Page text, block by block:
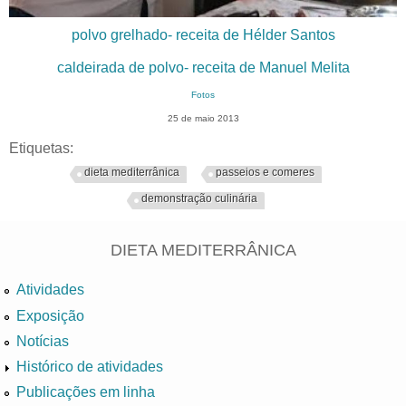
polvo grelhado- receita de Hélder Santos
caldeirada de polvo- receita de Manuel Melita
Fotos
25 de maio 2013
Etiquetas:
dieta mediterrânica passeios e comeres
demonstração culinária
DIETA MEDITERRÂNICA
Atividades
Exposição
Notícias
Histórico de atividades
Publicações em linha